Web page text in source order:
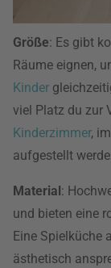
Größe: Es gibt
Räume eignen,
Kinder
viel Platz du zur
Kinderzimmer, im
aufgestellt
Material:
und bieten eine
Eine Spielküche
ästhetisch